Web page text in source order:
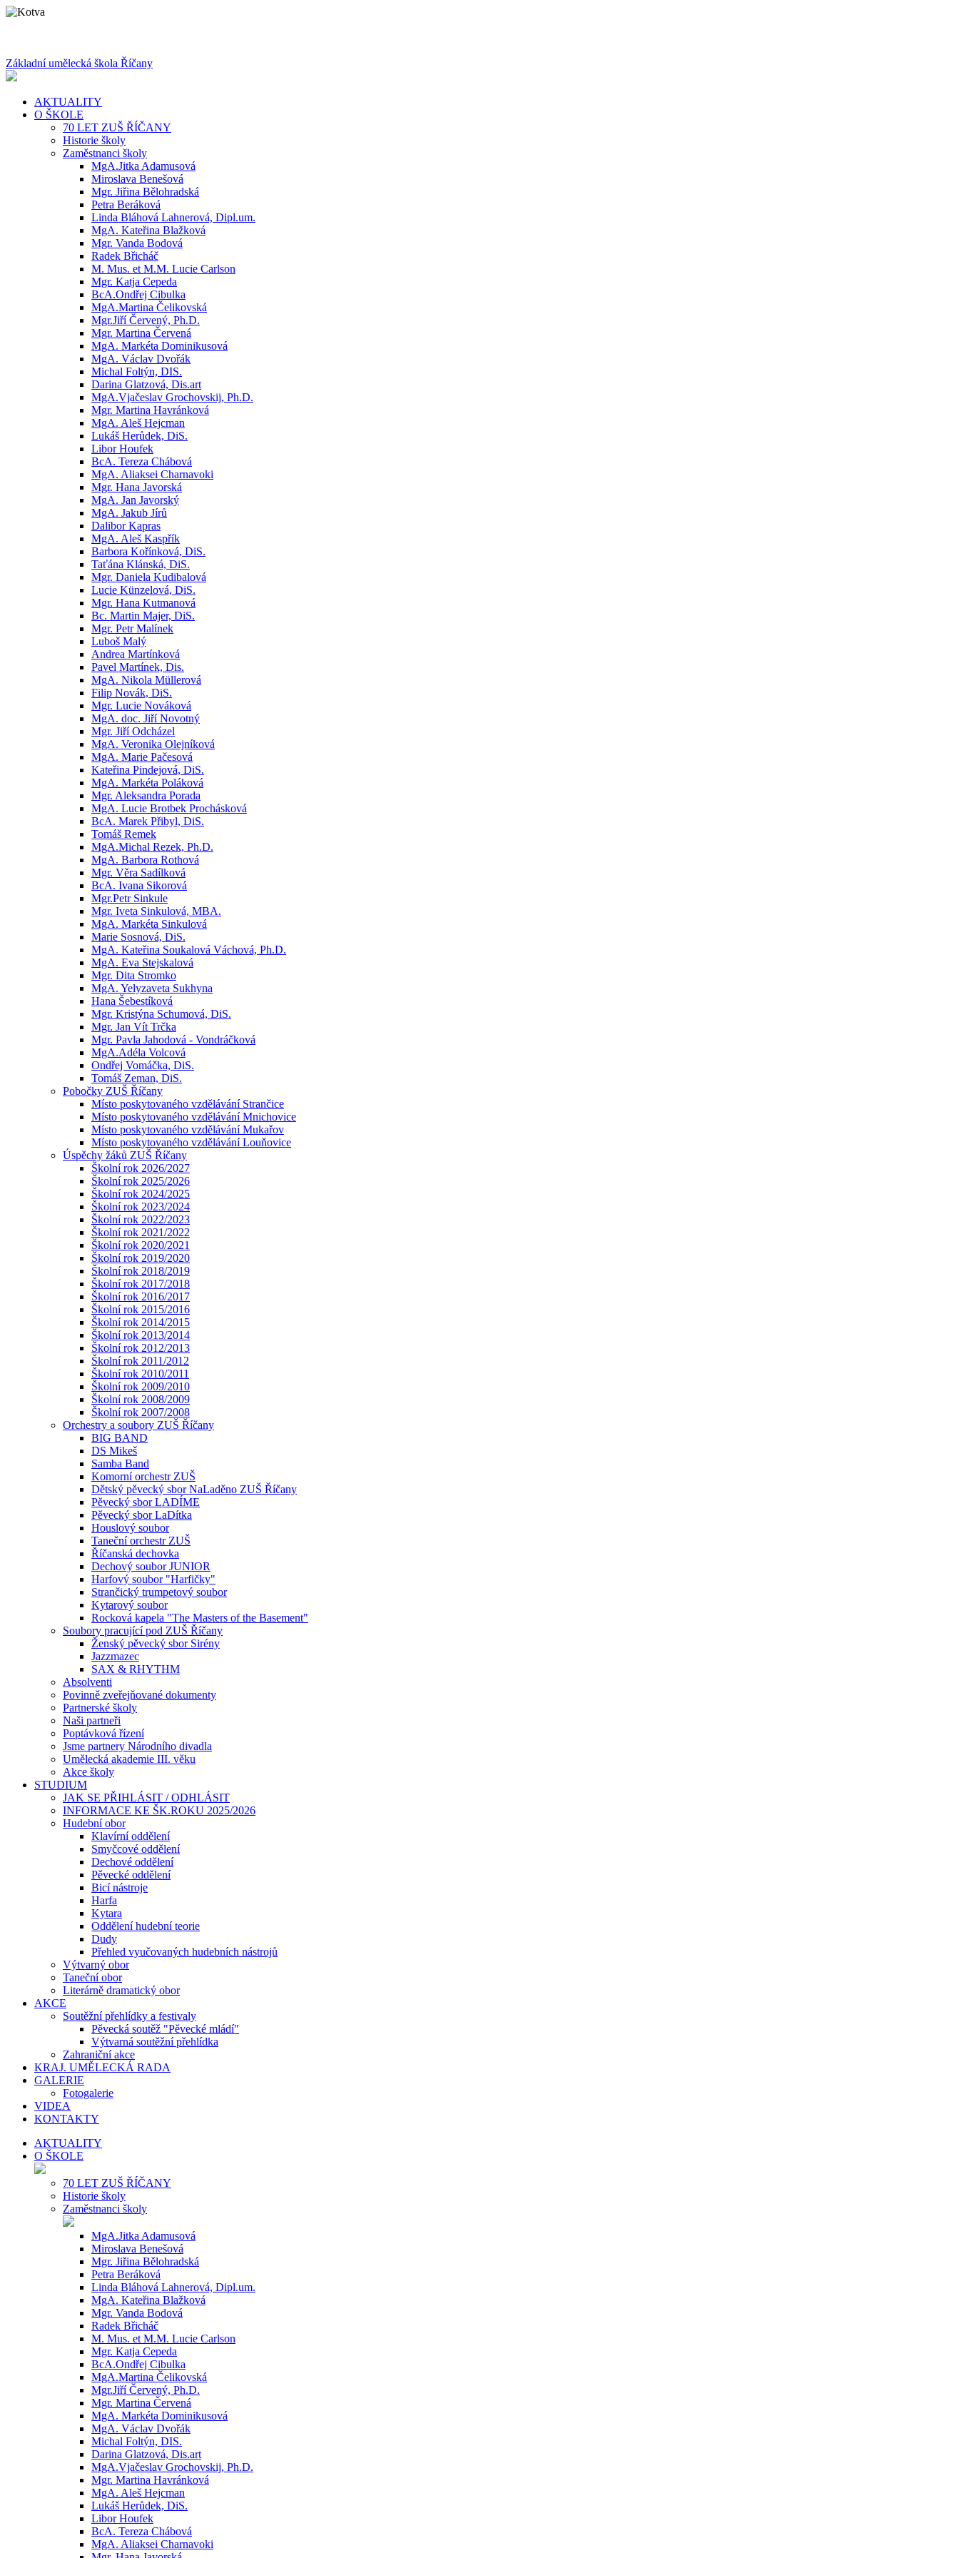
Základní umělecká škola Říčany
AKTUALITY
O ŠKOLE
70 LET ZUŠ ŘÍČANY
Historie školy
Zaměstnanci školy
MgA.Jitka Adamusová
Miroslava Benešová
Mgr. Jiřina Bělohradská
Petra Beráková
Linda Bláhová Lahnerová, Dipl.um.
MgA. Kateřina Blažková
Mgr. Vanda Bodová
Radek Břicháč
M. Mus. et M.M. Lucie Carlson
Mgr. Katja Cepeda
BcA.Ondřej Cibulka
MgA.Martina Čelikovská
Mgr.Jiří Červený, Ph.D.
Mgr. Martina Červená
MgA. Markéta Dominikusová
MgA. Václav Dvořák
Michal Foltýn, DIS.
Darina Glatzová, Dis.art
MgA.Vjačeslav Grochovskij, Ph.D.
Mgr. Martina Havránková
MgA. Aleš Hejcman
Lukáš Herůdek, DiS.
Libor Houfek
BcA. Tereza Chábová
MgA. Aliaksei Charnavoki
Mgr. Hana Javorská
MgA. Jan Javorský
MgA. Jakub Jírů
Dalibor Kapras
MgA. Aleš Kaspřík
Barbora Kořínková, DiS.
Taťána Klánská, DiS.
Mgr. Daniela Kudibalová
Lucie Künzelová, DiS.
Mgr. Hana Kutmanová
Bc. Martin Majer, DiS.
Mgr. Petr Malínek
Luboš Malý
Andrea Martínková
Pavel Martínek, Dis.
MgA. Nikola Müllerová
Filip Novák, DiS.
Mgr. Lucie Nováková
MgA. doc. Jiří Novotný
Mgr. Jiří Odcházel
MgA. Veronika Olejníková
MgA. Marie Pačesová
Kateřina Pindejová, DiS.
MgA. Markéta Poláková
Mgr. Aleksandra Porada
MgA. Lucie Brotbek Prochásková
BcA. Marek Přibyl, DiS.
Tomáš Remek
MgA.Michal Rezek, Ph.D.
MgA. Barbora Rothová
Mgr. Věra Sadílková
BcA. Ivana Sikorová
Mgr.Petr Sinkule
Mgr. Iveta Sinkulová, MBA.
MgA. Markéta Sinkulová
Marie Sosnová, DiS.
MgA. Kateřina Soukalová Váchová, Ph.D.
MgA. Eva Stejskalová
Mgr. Dita Stromko
MgA. Yelyzaveta Sukhyna
Hana Šebestíková
Mgr. Kristýna Schumová, DiS.
Mgr. Jan Vít Trčka
Mgr. Pavla Jahodová - Vondráčková
MgA.Adéla Volcová
Ondřej Vomáčka, DiS.
Tomáš Zeman, DiS.
Pobočky ZUŠ Říčany
Místo poskytovaného vzdělávání Strančice
Místo poskytovaného vzdělávání Mnichovice
Místo poskytovaného vzdělávání Mukařov
Místo poskytovaného vzdělávání Louňovice
Úspěchy žáků ZUŠ Říčany
Školní rok 2026/2027
Školní rok 2025/2026
Školní rok 2024/2025
Školní rok 2023/2024
Školní rok 2022/2023
Školní rok 2021/2022
Školní rok 2020/2021
Školní rok 2019/2020
Školní rok 2018/2019
Školní rok 2017/2018
Školní rok 2016/2017
Školní rok 2015/2016
Školní rok 2014/2015
Školní rok 2013/2014
Školní rok 2012/2013
Školní rok 2011/2012
Školní rok 2010/2011
Školní rok 2009/2010
Školní rok 2008/2009
Školní rok 2007/2008
Orchestry a soubory ZUŠ Říčany
BIG BAND
DS Mikeš
Samba Band
Komorní orchestr ZUŠ
Dětský pěvecký sbor NaLaděno ZUŠ Říčany
Pěvecký sbor LADÍME
Pěvecký sbor LaDítka
Houslový soubor
Taneční orchestr ZUŠ
Říčanská dechovka
Dechový soubor JUNIOR
Harfový soubor "Harfičky"
Strančický trumpetový soubor
Kytarový soubor
Rocková kapela "The Masters of the Basement"
Soubory pracující pod ZUŠ Říčany
Ženský pěvecký sbor Sirény
Jazzmazec
SAX & RHYTHM
Absolventi
Povinně zveřejňované dokumenty
Partnerské školy
Naši partneři
Poptávková řízení
Jsme partnery Národního divadla
Umělecká akademie III. věku
Akce školy
STUDIUM
JAK SE PŘIHLÁSIT / ODHLÁSIT
INFORMACE KE ŠK.ROKU 2025/2026
Hudební obor
Klavírní oddělení
Smyčcové oddělení
Dechové oddělení
Pěvecké oddělení
Bicí nástroje
Harfa
Kytara
Oddělení hudební teorie
Dudy
Přehled vyučovaných hudebních nástrojů
Výtvarný obor
Taneční obor
Literárně dramatický obor
AKCE
Soutěžní přehlídky a festivaly
Pěvecká soutěž "Pěvecké mládí"
Výtvarná soutěžní přehlídka
Zahraniční akce
KRAJ. UMĚLECKÁ RADA
GALERIE
Fotogalerie
VIDEA
KONTAKTY
AKTUALITY
O ŠKOLE
70 LET ZUŠ ŘÍČANY
Historie školy
Zaměstnanci školy
MgA.Jitka Adamusová
Miroslava Benešová
Mgr. Jiřina Bělohradská
Petra Beráková
Linda Bláhová Lahnerová, Dipl.um.
MgA. Kateřina Blažková
Mgr. Vanda Bodová
Radek Břicháč
M. Mus. et M.M. Lucie Carlson
Mgr. Katja Cepeda
BcA.Ondřej Cibulka
MgA.Martina Čelikovská
Mgr.Jiří Červený, Ph.D.
Mgr. Martina Červená
MgA. Markéta Dominikusová
MgA. Václav Dvořák
Michal Foltýn, DIS.
Darina Glatzová, Dis.art
MgA.Vjačeslav Grochovskij, Ph.D.
Mgr. Martina Havránková
MgA. Aleš Hejcman
Lukáš Herůdek, DiS.
Libor Houfek
BcA. Tereza Chábová
MgA. Aliaksei Charnavoki